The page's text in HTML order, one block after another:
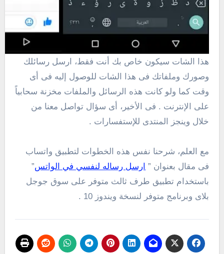
هذا الشات سيكون خاص بك أنت فقط، ارسل رسائلك
وصورك وملفاتك فى هذا الشات للوصول إليه فى أى
وقت كما ولو كانت هذه الرسائل والملفات مخزنة سحابياً
على الإنترنت . فى الأخير، أى سؤال تواصل معنا من
خلال وينجز المنتدى للإستفسارات .
مع العلم، شرحنا نفس هذه الخطوات لتطبيق واتساب
فى مقال بعنوان ” ارسل رساله لنفسي في الواتس”
باستخدام تطبيق طرف ثالث متوفر على سوق جوجل
بلاى وبرنامج متوفر لنسخة ويندوز 10 .